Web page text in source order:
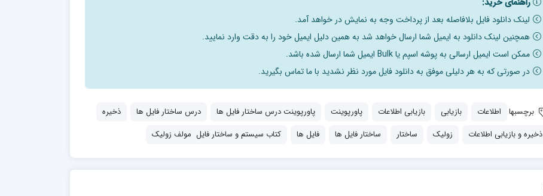
لینک دانلود فایل بلافاصله بعد از پرداخت وجه به نمایش در خواهد آمد.
همچنین لینک دانلود به ایمیل شما ارسال خواهد شد به همین دلیل ایمیل خود را به دقت وارد نمایید.
ممکن است ایمیل ارسالی به پوشه اسپم یا Bulk ایمیل شما ارسال شده باشد.
در صورتی که به هر دلیلی موفق به دانلود فایل مورد نظر نشدید با ما تماس بگیرید.
برچسبها اطلاعات بازیابی بازیابی اطلاعات پاورپوینت پاورپوینت درس ساختار فایل ها درس ساختار فایل ها
ذخیره
ذخیره و بازیابی اطلاعات
زولیک ساختار ساختار فایل ها فایل ها کتاب سیستم و ساختار فایل مولف زولیک